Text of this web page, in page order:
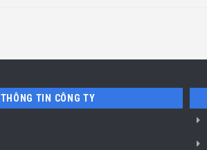
THÔNG TIN CÔNG TY